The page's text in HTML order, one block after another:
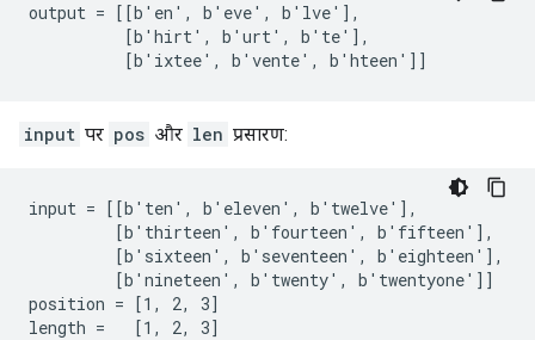
output = [[b'en', b'eve', b'lve'],
          [b'hirt', b'urt', b'te'],
          [b'ixtee', b'vente', b'hteen']]
input पर pos और len प्रसारण:
input = [[b'ten', b'eleven', b'twelve'],
         [b'thirteen', b'fourteen', b'fifteen'],
         [b'sixteen', b'seventeen', b'eighteen'],
         [b'nineteen', b'twenty', b'twentyone']]
position = [1, 2, 3]
length =   [1, 2, 3]